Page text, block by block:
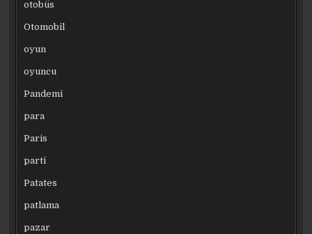
otobüs
Otomobil
oyun
oyuncu
Pandemi
para
Paris
parti
Patates
patlama
pazar